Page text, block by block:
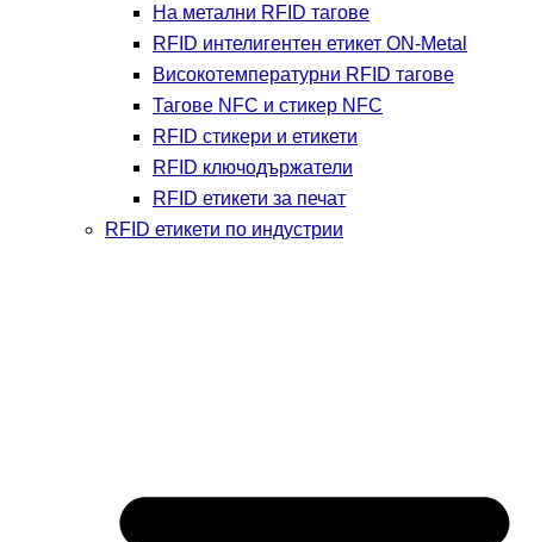
На метални RFID тагове
RFID интелигентен етикет ON-Metal
Високотемпературни RFID тагове
Тагове NFC и стикер NFC
RFID стикери и етикети
RFID ключодържатели
RFID етикети за печат
RFID етикети по индустрии